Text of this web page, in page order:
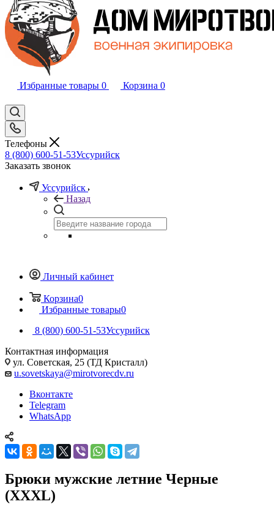
Избранные товары 0 Корзина 0
Телефоны
8 (800) 600-51-53Уссурийск
Заказать звонок
Уссурийск
Назад
Личный кабинет
Корзина0
Избранные товары0
8 (800) 600-51-53Уссурийск
Контактная информация
ул. Советская, 25 (ТД Кристалл)
u.sovetskaya@mirotvorecdv.ru
Вконтакте
Telegram
WhatsApp
Брюки мужские летние Черные
(XXXL)